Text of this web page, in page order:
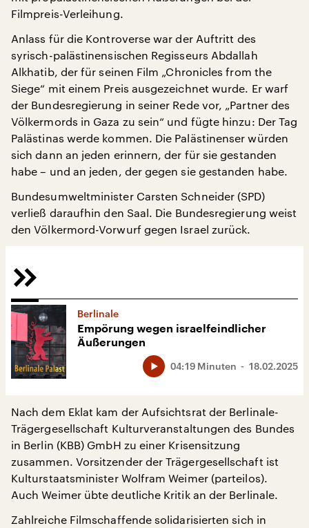
Filmpreis-Verleihung.
Anlass für die Kontroverse war der Auftritt des
syrisch-palästinensischen Regisseurs Abdallah
Alkhatib, der für seinen Film „Chronicles from the
Siege“ mit einem Preis ausgezeichnet wurde. Er warf
der Bundesregierung in seiner Rede vor, „Partner des
Völkermords in Gaza zu sein“ und fügte hinzu: Der Tag
Palästinas werde kommen. Die Palästinenser würden
sich dann an jeden erinnern, der für sie gestanden
habe – und an jeden, der gegen sie gestanden habe.
Bundesumweltminister Carsten Schneider (SPD)
verließ daraufhin den Saal. Die Bundesregierung weist
den Völkermord-Vorwurf gegen Israel zurück.
Berlinale
Empörung wegen israelfeindlicher
Äußerungen
18.02.2025
04:19 Minuten
Nach dem Eklat kam der Aufsichtsrat der Berlinale-
Trägergesellschaft Kulturveranstaltungen des Bundes
in Berlin (KBB) GmbH zu einer Krisensitzung
zusammen. Vorsitzender der Trägergesellschaft ist
Kulturstaatsminister Wolfram Weimer (parteilos).
Auch Weimer übte deutliche Kritik an der Berlinale.
Zahlreiche Filmschaffende solidarisierten sich in